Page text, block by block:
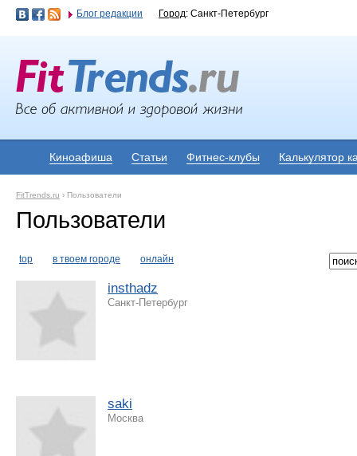
Блог редакции Город: Санкт-Петербург
Киноафиша Статьи Фитнес-клубы Калькулятор
FitTrends.ru › Пользователи
Пользователи
top в твоем городе онлайн
insthadz
Санкт-Петербург
saki
Москва